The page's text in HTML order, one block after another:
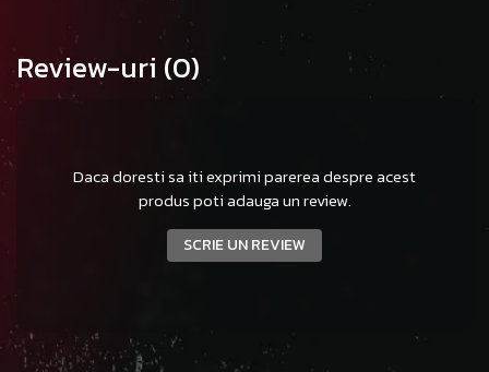
Review-uri (0)
Daca doresti sa iti exprimi parerea despre acest
produs poti adauga un review.
SCRIE UN REVIEW